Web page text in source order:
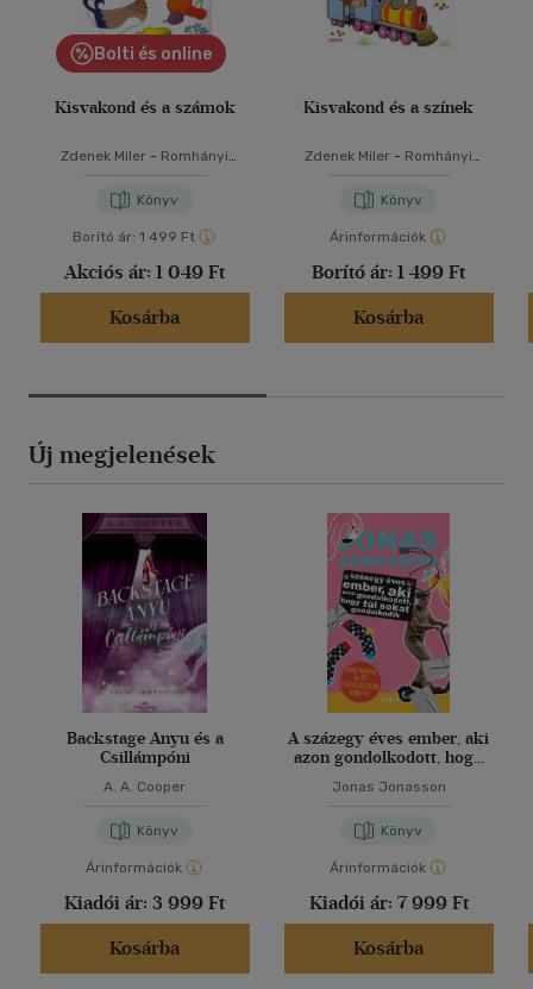
Bolti és online
Kisvakond és a számok
Zdenek Miler - Romhányi
Könyv
Borító ár: 1 499 Ft
Akciós ár: 1 049 Ft
Kosárba
Kisvakond és a színek
Zdenek Miler - Romhányi
Könyv
Árinformációk
Borító ár: 1 499 Ft
Kosárba
Új megjelenések
Backstage Anyu és a
Csillámpóni
A. A. Cooper
Könyv
Árinformációk
Kiadói ár: 3 999 Ft
Kosárba
A százegy éves ember, aki
azon gondolkodott, hogy
Jonas Jonasson
Könyv
Árinformációk
Kiadói ár: 7 999 Ft
Kosárba